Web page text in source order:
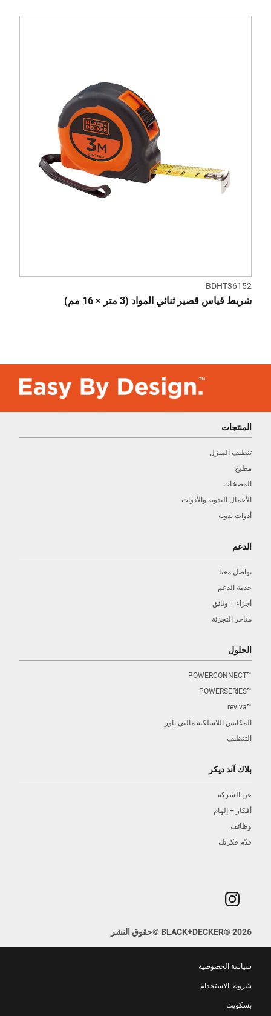
BDHT36152
شريط قياس قصير ثنائي المواد (3 متر × 16 مم)
المنتجات
تنظيف المنزل
مطبخ
المضخات
الأعمال اليدوية والأدوات
أدوات يدوية
الدعم
تواصل معنا
خدمة الدعم
أجزاء + وثائق
متاجر التجزئة
الحلول
™POWERCONNECT
™POWERSERIES
™reviva
المكانس اللاسلكية مالتي باور
التنظيف
بلاك آند ديكر
عن الشركة
أفكار + إلهام
وظائف
قدّم فكرتك
2026
®
BLACK+DECKER
©حقوق النشر
سياسة الخصوصية
شروط الاستخدام
بسكويت